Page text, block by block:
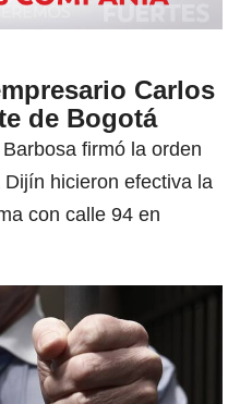
Carlos
de Bogotá
firmó la orden
hicieron efectiva la
con calle 94 en